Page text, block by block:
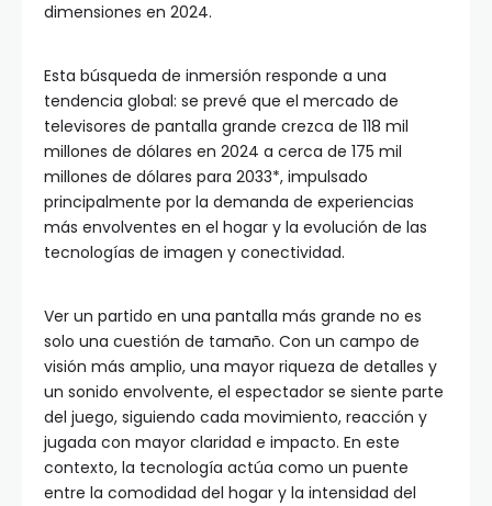
dimensiones en 2024.
Esta búsqueda de inmersión responde a una
tendencia global: se prevé que el mercado de
televisores de pantalla grande crezca de 118 mil
millones de dólares en 2024 a cerca de 175 mil
millones de dólares para 2033*, impulsado
principalmente por la demanda de experiencias
más envolventes en el hogar y la evolución de las
tecnologías de imagen y conectividad.
Ver un partido en una pantalla más grande no es
solo una cuestión de tamaño. Con un campo de
visión más amplio, una mayor riqueza de detalles y
un sonido envolvente, el espectador se siente parte
del juego, siguiendo cada movimiento, reacción y
jugada con mayor claridad e impacto. En este
contexto, la tecnología actúa como un puente
entre la comodidad del hogar y la intensidad del